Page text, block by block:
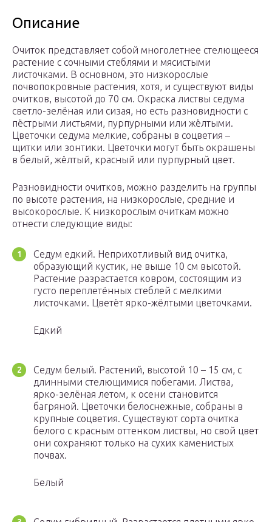
Описание
Очиток представляет собой многолетнее стелющееся
растение с сочными стеблями и мясистыми
листочками. В основном, это низкорослые
почвопокровные растения, хотя, и существуют виды
очитков, высотой до 70 см. Окраска листвы седума
светло-зелёная или сизая, но есть разновидности с
пёстрыми листьями, пурпурными или жёлтыми.
Цветочки седума мелкие, собраны в соцветия –
щитки или зонтики. Цветочки могут быть окрашены
в белый, жёлтый, красный или пурпурный цвет.
Разновидности очитков, можно разделить на группы
по высоте растения, на низкорослые, средние и
высокорослые. К низкорослым очиткам можно
отнести следующие виды:
Седум едкий. Неприхотливый вид очитка,
образующий кустик, не выше 10 см высотой.
Растение разрастается ковром, состоящим из
густо переплетённых стеблей с мелкими
листочками. Цветёт ярко-жёлтыми цветочками.
Едкий
Седум белый. Растений, высотой 10 – 15 см, с
длинными стелющимися побегами. Листва,
ярко-зелёная летом, к осени становится
багряной. Цветочки белоснежные, собраны в
крупные соцветия. Существуют сорта очитка
белого с красным оттенком листвы, но свой цвет
они сохраняют только на сухих каменистых
почвах.
Белый